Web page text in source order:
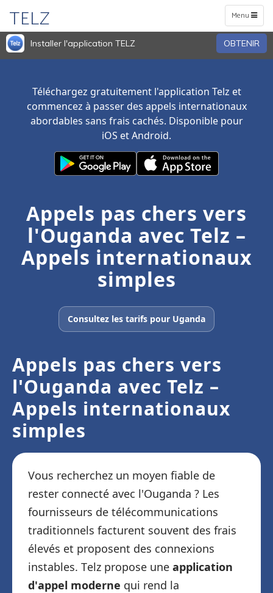
Toggle
navigation
Menu
TELZ
Installer l'application TELZ OBTENIR
Téléchargez gratuitement l'application Telz et
commencez à passer des appels internationaux
abordables sans frais cachés. Disponible pour
iOS et Android.
Appels pas chers vers
l'Ouganda avec Telz –
Appels internationaux
simples
Consultez les tarifs pour Uganda
Appels pas chers vers
l'Ouganda avec Telz –
Appels internationaux
simples
Vous recherchez un moyen fiable de
rester connecté avec l'Ouganda ? Les
fournisseurs de télécommunications
traditionnels facturent souvent des frais
élevés et proposent des connexions
instables. Telz propose une application
d'appel moderne qui rend la